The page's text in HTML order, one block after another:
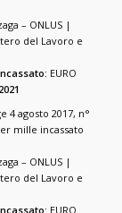
– ONLUS |
del Lavoro e
EURO
4 agosto 2017, n°
mille incassato
– ONLUS |
del Lavoro e
EURO